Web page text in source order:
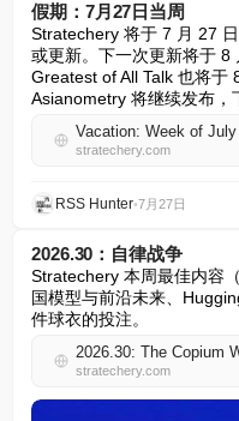
假期：7月27日当周
Stratechery 将于 7 月 27
或更新。下一次更新将于 8
Greatest of All Talk 也将于
Asianometry 将继续发布
Vacation: Week of
stratechery.com
RSS Hunter•7月27日
2026.30：自律战争
Stratechery 本周最佳内容
国模型与前沿未来、
件球衣的投注。
2026.30: The Copium
stratechery.com